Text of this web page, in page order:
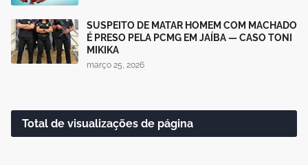
SUSPEITO DE MATAR HOMEM COM MACHADO
É PRESO PELA PCMG EM JAÍBA — CASO TONI
MIKIKA
março 25, 2026
Total de visualizações de página